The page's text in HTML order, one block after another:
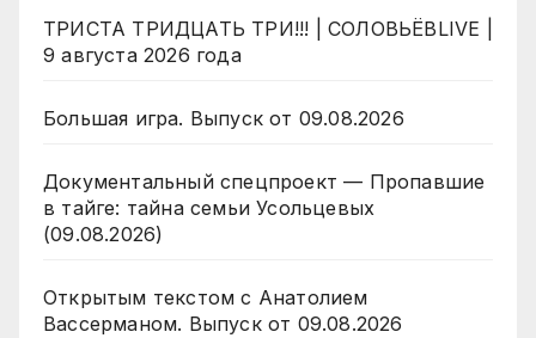
ТРИСТА ТРИДЦАТЬ ТРИ!!! | СОЛОВЬЁВLIVE |
9 августа 2026 года
Большая игра. Выпуск от 09.08.2026
Документальный спецпроект — Пропавшие
в тайге: тайна семьи Усольцевых
(09.08.2026)
Открытым текстом с Анатолием
Вассерманом. Выпуск от 09.08.2026